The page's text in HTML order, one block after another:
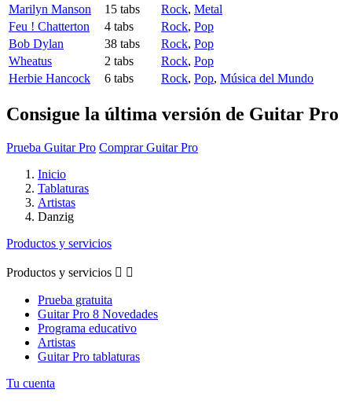
Marilyn Manson
15 tabs Rock, Metal
Feu ! Chatterton
4 tabs Rock, Pop
Bob Dylan
38 tabs Rock, Pop
Wheatus
2 tabs Rock, Pop
Herbie Hancock
6 tabs Rock, Pop, Música del Mundo
Consigue la última versión de Guitar Pro
Prueba Guitar Pro Comprar Guitar Pro
Inicio
Tablaturas
Artistas
Danzig
Productos y servicios
Productos y servicios  
Prueba gratuita
Guitar Pro 8 Novedades
Programa educativo
Artistas
Guitar Pro tablaturas
Tu cuenta